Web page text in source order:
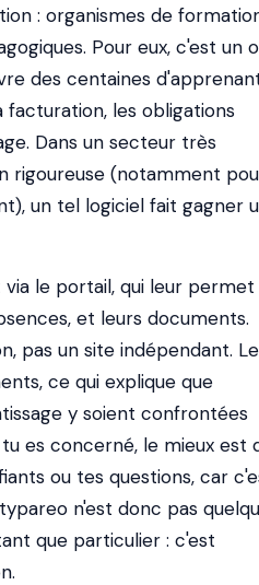
: organismes de
Pour eux, c'est un
des centaines
facturation, les obligations
Dans un secteur très
rigoureuse (notamment
un tel logiciel fait gagner
le portail, qui leur permet
et leurs documents.
pas un site indépendant. Le
ce qui explique que
y soient confrontées
es concerné, le mieux est
ou tes questions, car
n'est donc pas
que particulier : c'est